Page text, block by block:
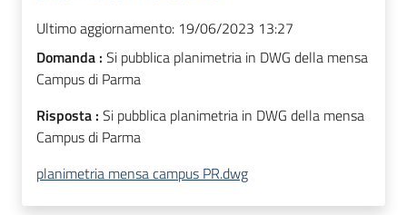
Ultimo aggiornamento: 19/06/2023 13:27
Domanda : Si pubblica planimetria in DWG della mensa
Campus di Parma
Risposta : Si pubblica planimetria in DWG della mensa
Campus di Parma
planimetria mensa campus PR.dwg